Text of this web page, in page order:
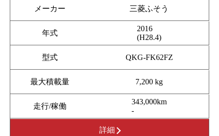
メーカー 三菱ふそう
年式
2016
(H28.4)
型式 QKG-FK62FZ
最大積載量 7,200 kg
走行/稼働
343,000km
-
詳細